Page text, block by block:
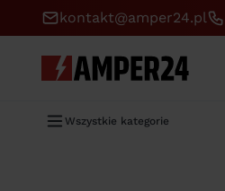
kontakt@amper24.pl
Wszystkie kategorie